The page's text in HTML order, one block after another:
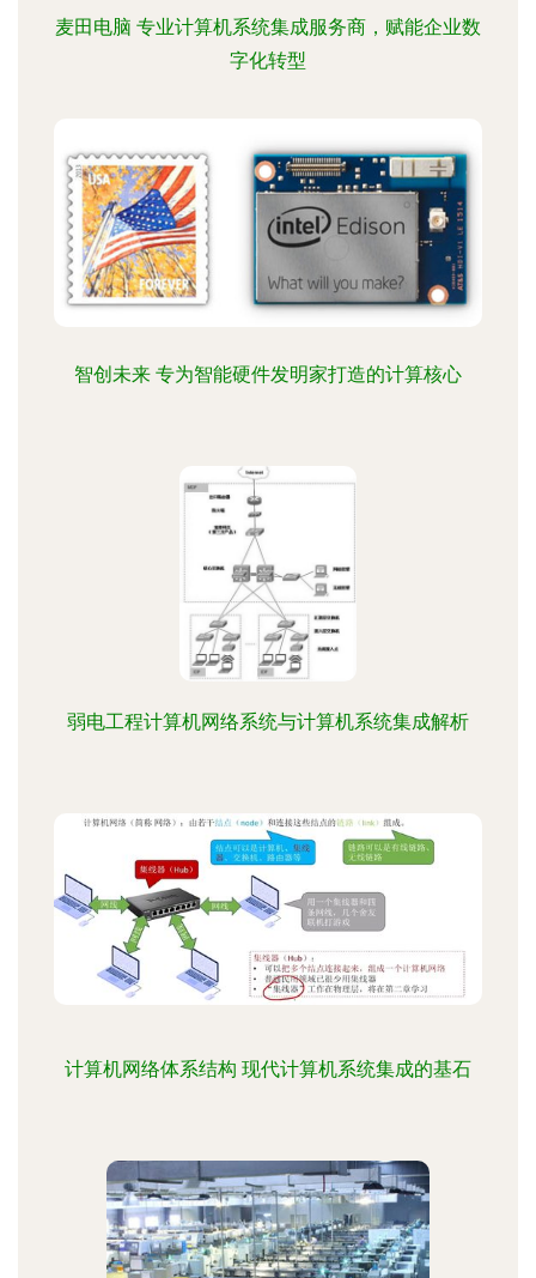
麦田电脑 专业计算机系统集成服务商，赋能企业数
字化转型
智创未来 专为智能硬件发明家打造的计算核心
弱电工程计算机网络系统与计算机系统集成解析
计算机网络体系结构 现代计算机系统集成的基石